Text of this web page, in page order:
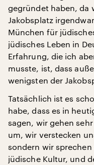
gegründet haben, da
Jakobsplatz
München für
jüdisches Leben in
Erfahrung, die ich
musste, ist, dass
wenigsten der
Tatsächlich ist es
habe, dass es in
sagen, wir gehen
um, wir verstecken
sondern wir
jüdische Kultur, und